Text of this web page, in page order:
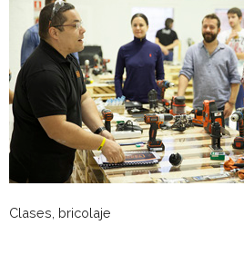
Clases, bricolaje